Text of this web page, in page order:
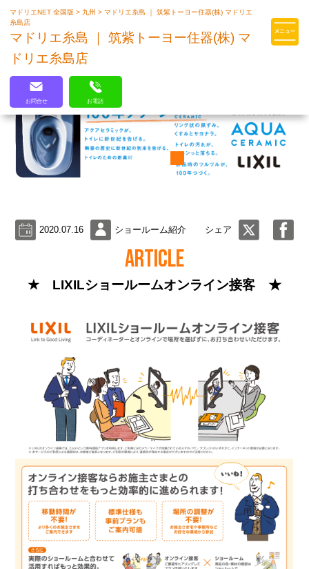
マドリエはLIXILの厳しい基準を
マドリエNET 全国版> 九州>マドリエ糸島 ｜ 筑紫トーヨー住器(株) マドリエ
糸島店
マドリエ糸島 ｜ 筑紫トーヨー住器(株) マ
ドリエ糸島店
お問合せ お電話
2020.07.16 ショールーム紹介 シェア
ARTICLE
★ LIXILショールームオンライン接客 ★